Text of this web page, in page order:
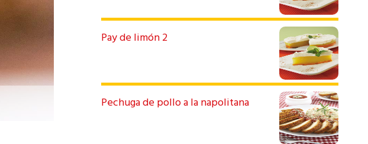
Pay de limón 2
Pechuga de pollo a la napolitana